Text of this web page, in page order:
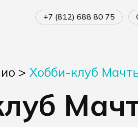
+7 (812) 688 80 75
> Хобби-клуб